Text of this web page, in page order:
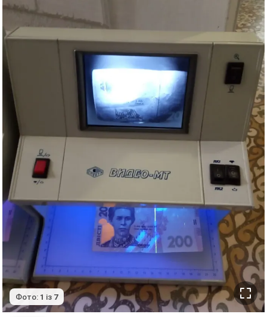
Фото: 1 із 7